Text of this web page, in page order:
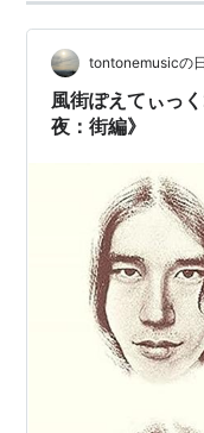
この商品を含むブロ
tontonemusicの
風街ぽえてぃ
夜：街編》